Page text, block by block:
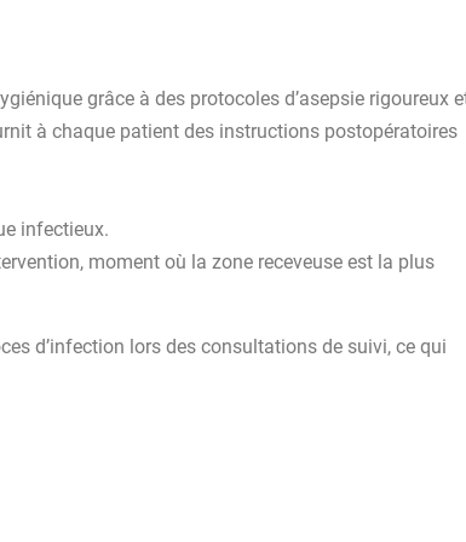
grâce à des protocoles d’asepsie rigoureux
à chaque patient des instructions postopératoires
infectieux.
moment où la zone receveuse est la plus
d’infection lors des consultations de suivi, ce qui